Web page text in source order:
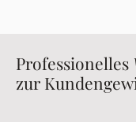
Professionelles
zur